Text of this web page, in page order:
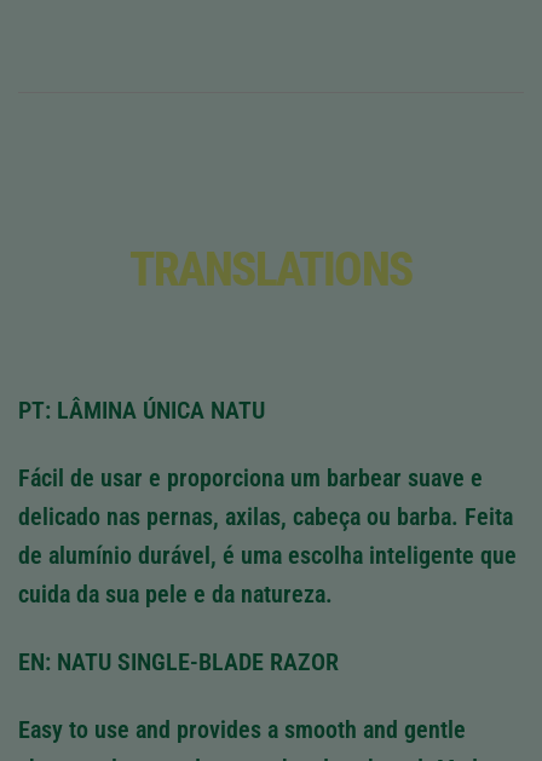
TRANSLATIONS
PT: LÂMINA ÚNICA NATU
Fácil de usar e proporciona um barbear suave e
delicado nas pernas, axilas, cabeça ou barba. Feita
de alumínio durável, é uma escolha inteligente que
cuida da sua pele e da natureza.
EN: NATU SINGLE-BLADE RAZOR
Easy to use and provides a smooth and gentle